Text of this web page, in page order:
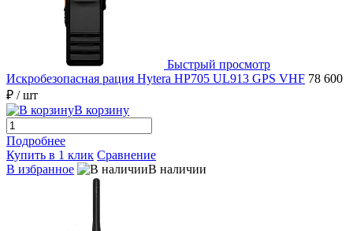
Быстрый просмотр
Искробезопасная рация Hytera HP705 UL913 GPS VHF 78 600
₽ / шт
В корзину
Подробнее
Купить в 1 клик Сравнение
В избранное
В наличии